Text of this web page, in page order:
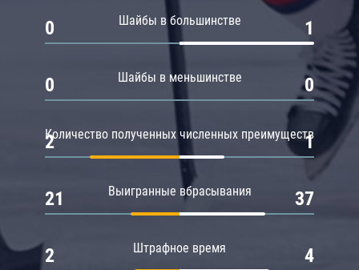
Шайбы в большинстве
0 1
Шайбы в меньшинстве
0 0
Количество полученных численных преимуществ
2 1
Выигранные вбрасывания
21 37
Штрафное время
2 4